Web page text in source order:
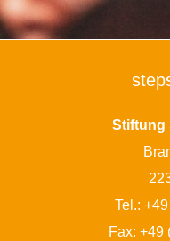
Stiftung
Tel.:
Fax: +49